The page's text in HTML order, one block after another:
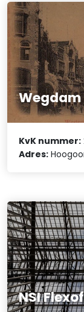
Wegdam
KvK nummer:
Adres:
NSI